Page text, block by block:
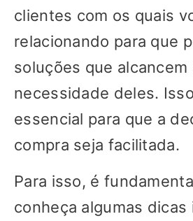
clientes com os quais
relacionando para que
soluções que alcancem
necessidade deles.
essencial para que a
compra seja facilitada.
Para isso, é
conheça algumas dicas